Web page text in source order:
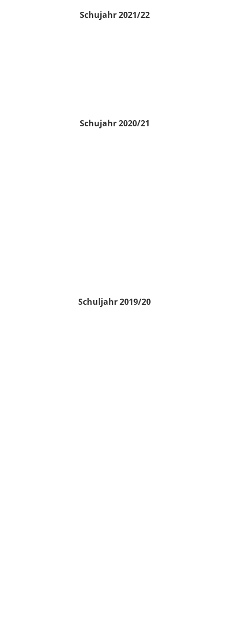
Schujahr 2021/22
Schujahr 2020/21
Schuljahr 2019/20